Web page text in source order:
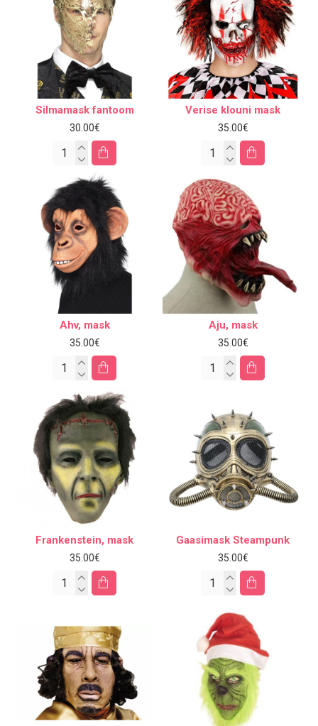
Silmamask fantoom
30.00€
Verise klouni mask
35.00€
Ahv, mask
35.00€
Aju, mask
35.00€
Frankenstein, mask
35.00€
Gaasimask Steampunk
35.00€